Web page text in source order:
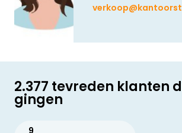
2.377 tevreden klanten
gingen